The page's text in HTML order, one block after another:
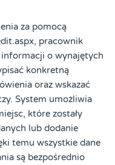
za pomocą
pracownik
o wynajętych
konkretną
oraz wskazać
System umożliwia
które zostały
lub dodanie
temu wszystkie dane
są bezpośrednio